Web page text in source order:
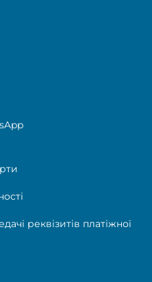
реквізитів платіжної